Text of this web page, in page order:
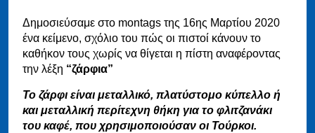
Δημοσιεύσαμε στο montags της 16ης Μαρτίου 2020
ένα κείμενο, σχόλιο του πώς οι πιστοί κάνουν το
καθήκον τους χωρίς να θίγεται η πίστη αναφέροντας
την λέξη “ζάρφια”
Το ζάρφι είναι μεταλλικό, πλατύστομο κύπελλο ή
και μεταλλική περίτεχνη θήκη για το φλιτζανάκι
του καφέ, που χρησιμοποιούσαν οι Τούρκοι.